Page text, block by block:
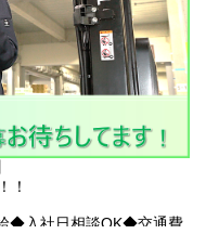
！
◆入社日相談OK◆交通費